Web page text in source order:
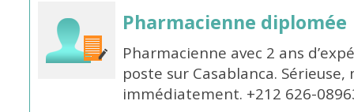
Pharmacienne diplomée
Pharmacienne avec 2 ans
poste sur Casablanca.
immédiatement. +212 626-